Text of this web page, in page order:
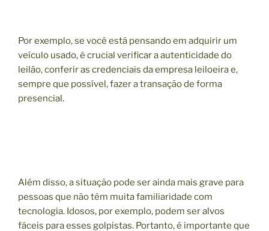
Por exemplo, se você está pensando em adquirir um
veículo usado, é crucial verificar a autenticidade do
leilão, conferir as credenciais da empresa leiloeira e,
sempre que possível, fazer a transação de forma
presencial.
Além disso, a situação pode ser ainda mais grave para
pessoas que não têm muita familiaridade com
tecnologia. Idosos, por exemplo, podem ser alvos
fáceis para esses golpistas. Portanto, é importante que